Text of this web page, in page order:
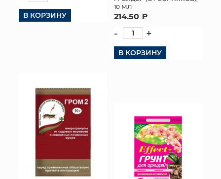
В КОРЗИНУ
10 МЛ
214.50 ₽
- +
В КОРЗИНУ